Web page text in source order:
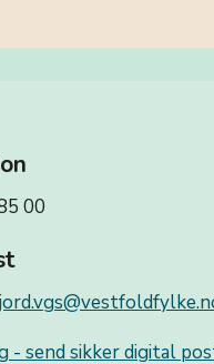
00
- send sikker digital